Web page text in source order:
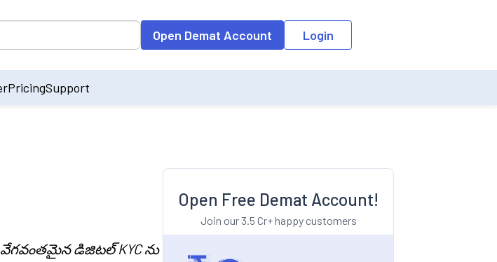
the input field. On entering data into the input field, the suggestion list will be updated as per the
Open Demat Account Login
PricingSupport
డిజిటల్ KYC ను
Open Free Demat Account!
Join our 3.5 Cr+ happy customers